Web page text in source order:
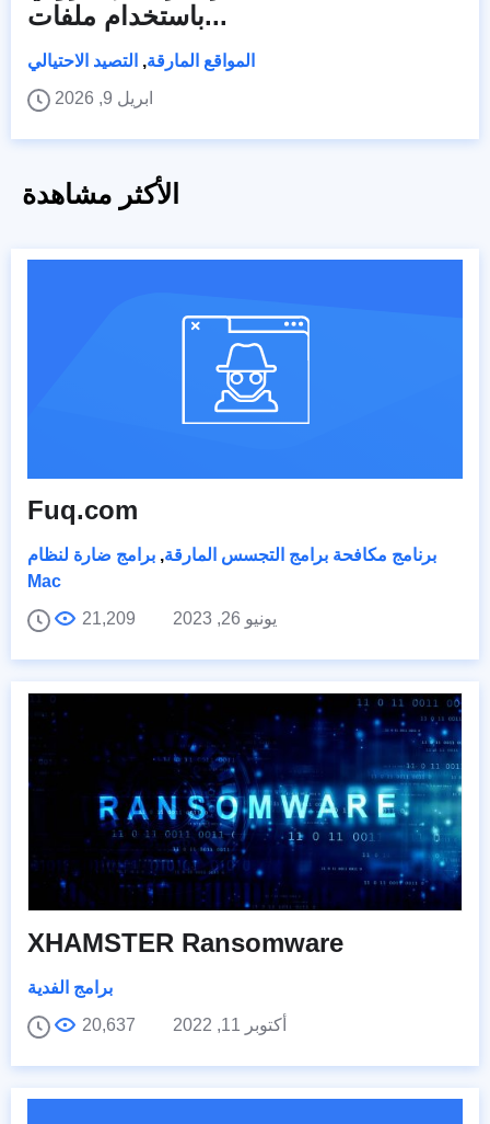
باستخدام ملفات...
المواقع المارقة, التصيد الاحتيالي
ابريل 9, 2026
الأكثر مشاهدة
Fuq.com
برنامج مكافحة برامج التجسس المارقة, برامج ضارة لنظام
Mac
يونيو 26, 2023
21,209
XHAMSTER Ransomware
برامج الفدية
أكتوبر 11, 2022
20,637